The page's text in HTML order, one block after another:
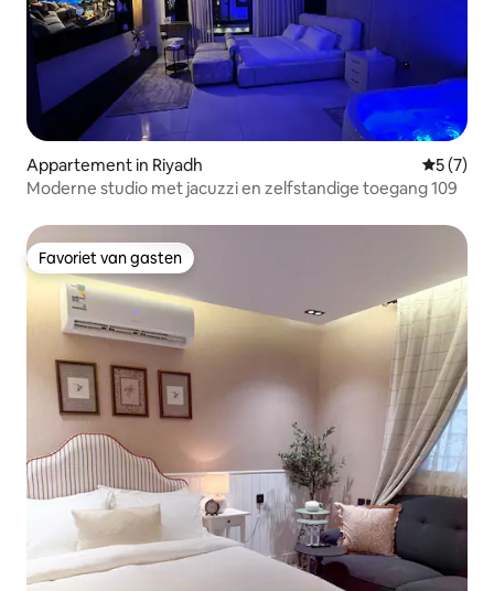
Appartement in Riyadh
5 (7)
Moderne studio met jacuzzi en zelfstandige toegang 109
Favoriet van gasten
Favoriet van gasten